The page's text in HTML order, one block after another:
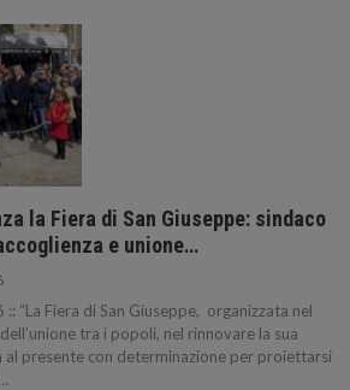
la Fiera di San Giuseppe: sindaco
e unione…
“La Fiera di San Giuseppe, organizzata nel
tra i popoli, nel rinnovare la sua
al presente con determinazione per proiettarsi